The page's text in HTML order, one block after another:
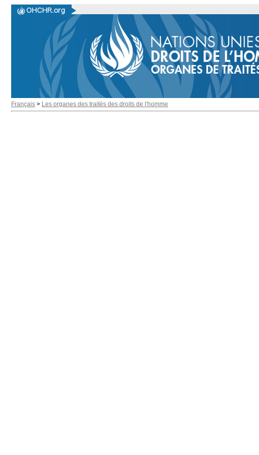
Français > Les organes des traités des droits de l'homme